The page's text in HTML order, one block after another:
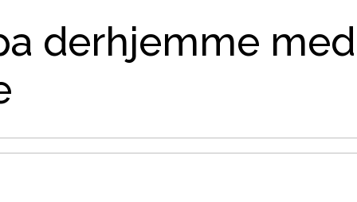
derhjemme